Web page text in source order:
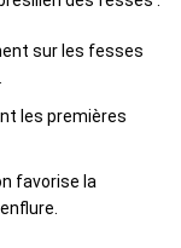
sur les fesses
les premières
favorise la